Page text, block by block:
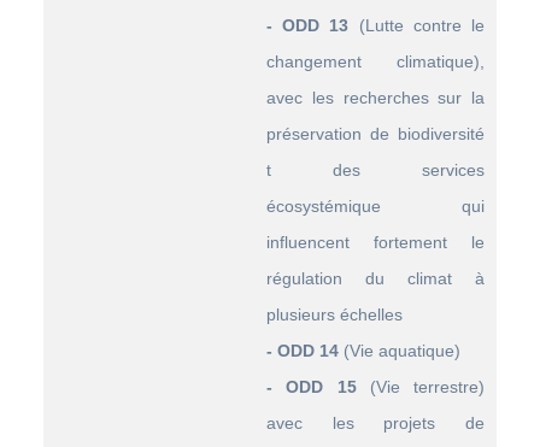
- ODD 13 (Lutte contre le
changement climatique),
avec les recherches sur la
préservation de biodiversité
t des services
écosystémique qui
influencent fortement le
régulation du climat à
plusieurs échelles
- ODD 14 (Vie aquatique)
-ODD 15 (Vie terrestre)
avec les projets de